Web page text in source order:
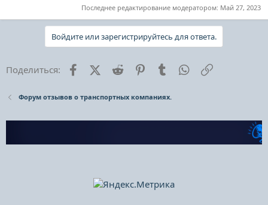
Последнее редактирование модератором: Май 27, 2023
Войдите или зарегистрируйтесь для ответа.
Поделиться: FacebookX (Twitter)
Reddit PinterestTumblr WhatsApp
Форум отзывов о транспортных компаниях.